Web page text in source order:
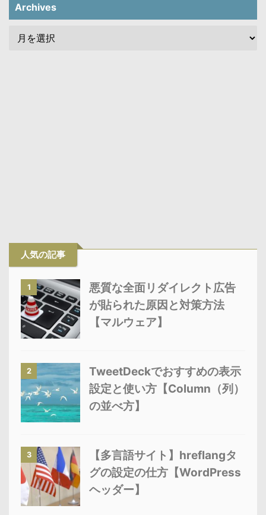
Archives
人気の記事
1
悪質な全面リダイレクト広告
が貼られた原因と対策方法
【マルウェア】
2
TweetDeckでおすすめの表示
設定と使い方【Column（列）
の並べ方】
3
【多言語サイト】hreflangタ
グの設定の仕方【WordPress
ヘッダー】